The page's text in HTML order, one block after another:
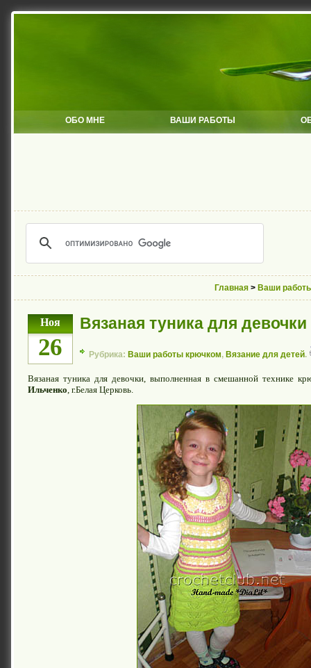
ОБО МНЕ ВАШИ РАБОТЫ
Главная > Ваши
Ноя
26
Вязаная туника для девочки
Рубрика: Ваши работы крючком, Вязание для детей.
Вязаная туника для девочки, выполненная в смешанной технике
Ильченко, г.Белая Церковь.